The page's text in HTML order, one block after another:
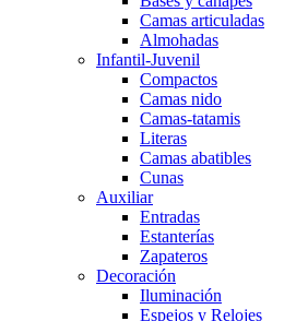
Camas articuladas
Almohadas
Infantil-Juvenil
Compactos
Camas nido
Camas-tatamis
Literas
Camas abatibles
Cunas
Auxiliar
Entradas
Estanterías
Zapateros
Decoración
Iluminación
Espejos y Relojes